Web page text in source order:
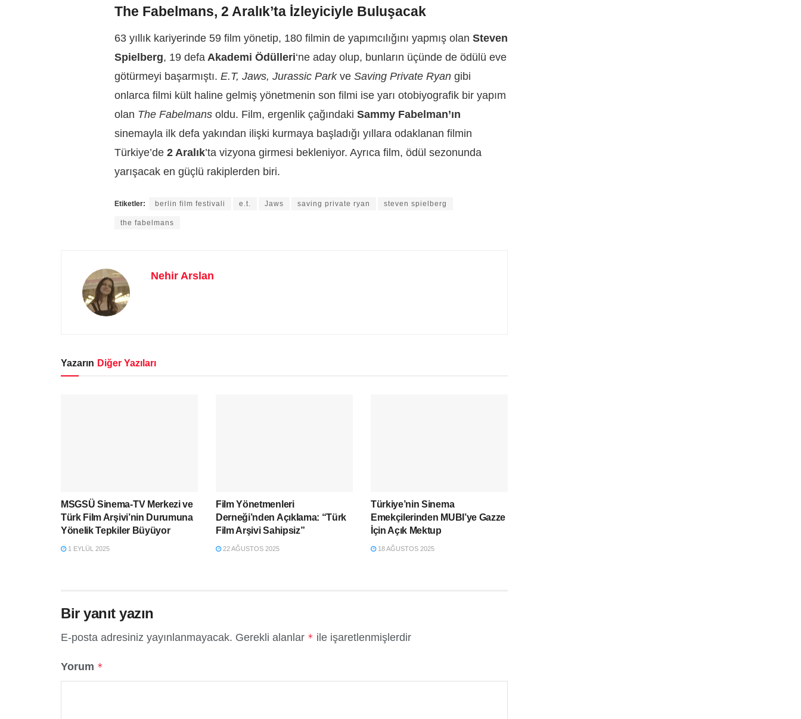
The Fabelmans, 2 Aralık’ta İzleyiciyle Buluşacak
63 yıllık kariyerinde 59 film yönetip, 180 filmin de yapımcılığını yapmış olan Steven
Spielberg, 19 defa Akademi Ödülleri‘ne aday olup, bunların üçünde de ödülü eve
götürmeyi başarmıştı. E.T, Jaws, Jurassic Parkve Saving Private Ryan gibi
onlarca filmi kült haline gelmiş yönetmenin son filmi ise yarı otobiyografik bir yapım
olan The Fabelmans oldu. Film, ergenlik çağındaki Sammy Fabelman’ın
sinemayla ilk defa yakından ilişki kurmaya başladığı yıllara odaklanan filmin
Türkiye’de 2 Aralık’ta vizyona girmesi bekleniyor. Ayrıca film, ödül sezonunda
yarışacak en güçlü rakiplerden biri.
Etiketler: berlin film festivali e.t. Jaws saving private ryan steven spielberg
the fabelmans
Nehir Arslan
Yazarın Diğer Yazıları
MSGSÜ Sinema-TV Merkezi ve
Türk Film Arşivi’nin Durumuna
Yönelik Tepkiler Büyüyor
1 EYLÜL 2025
Film Yönetmenleri
Derneği’nden Açıklama: “Türk
Film Arşivi Sahipsiz”
22 AĞUSTOS 2025
Türkiye’nin Sinema
Emekçilerinden MUBI’ye Gazze
İçin Açık Mektup
18 AĞUSTOS 2025
Bir yanıt yazın
E-posta adresiniz yayınlanmayacak. Gerekli alanlar * ile işaretlenmişlerdir
Yorum *